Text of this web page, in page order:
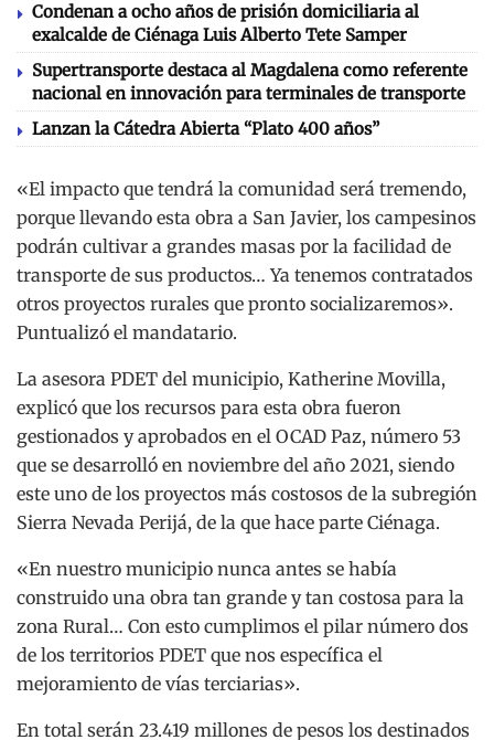
Condenan a ocho años de prisión domiciliaria al
exalcalde de Ciénaga Luis Alberto Tete Samper
Supertransporte destaca al Magdalena como referente
nacional en innovación para terminales de transporte
Lanzan la Cátedra Abierta “Plato 400 años”
«El impacto que tendrá la comunidad será tremendo,
porque llevando esta obra a San Javier, los campesinos
podrán cultivar a grandes masas por la facilidad de
transporte de sus productos… Ya tenemos contratados
otros proyectos rurales que pronto socializaremos».
Puntualizó el mandatario.
La asesora PDET del municipio, Katherine Movilla,
explicó que los recursos para esta obra fueron
gestionados y aprobados en el OCAD Paz, número 53
que se desarrolló en noviembre del año 2021, siendo
este uno de los proyectos más costosos de la subregión
Sierra Nevada Perijá, de la que hace parte Ciénaga.
«En nuestro municipio nunca antes se había
construido una obra tan grande y tan costosa para la
zona Rural… Con esto cumplimos el pilar número dos
de los territorios PDET que nos específica el
mejoramiento de vías terciarias».
En total serán 23.419 millones de pesos los destinados